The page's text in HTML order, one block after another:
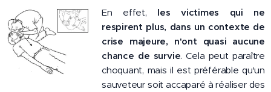
En effet, les victimes qui ne
respirent plus, dans un contexte de
crise majeure, n'ont quasi aucune
chance de survie. Cela peut paraître
choquant, mais il est préférable qu'un
sauveteur soit accaparé à réaliser des